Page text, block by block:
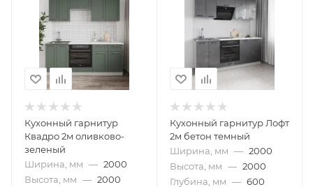
Кухонный гарнитур
Квадро 2м оливково-
зеленый
Ширина, мм — 2000
Высота, мм — 2000
Кухонный гарнитур Лофт
2м бетон темный
Ширина, мм — 2000
Высота, мм — 2000
Глубина, мм — 600